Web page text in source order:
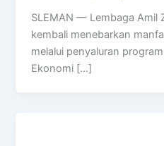
SLEMAN — Lembaga Amil
kembali menebarkan
melalui penyaluran
Ekonomi […]